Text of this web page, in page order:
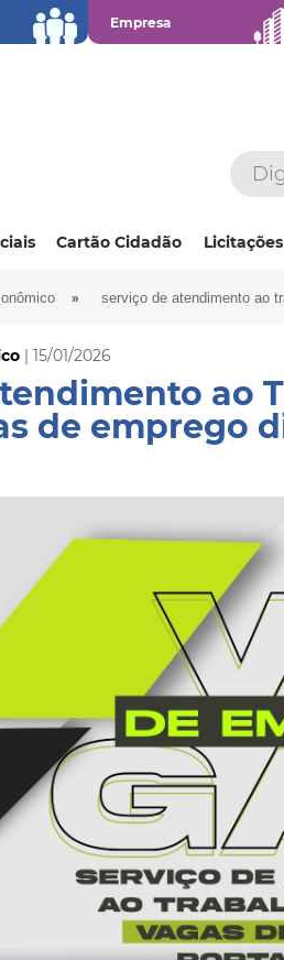
Empresa
Cartão Cidadão Licitações
» serviço de atendimento ao
| 15/01/2026
ao
de emprego